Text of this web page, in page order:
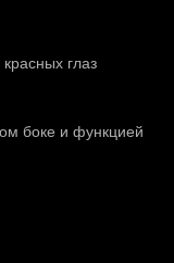
глаз
боке и функцией